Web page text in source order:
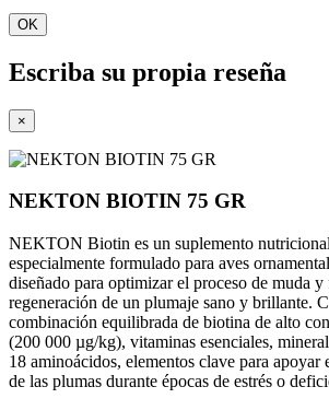
OK
Escriba su propia reseña
×
NEKTON BIOTIN 75 GR
NEKTON Biotin es un suplemento
especialmente formulado para aves
diseñado para optimizar el proceso de muda y
regeneración de un plumaje sano y brillante.
combinación equilibrada de biotina de alto
(200 000 µg/kg), vitaminas esenciales,
18 aminoácidos, elementos clave para apoyar
de las plumas durante épocas de estrés o